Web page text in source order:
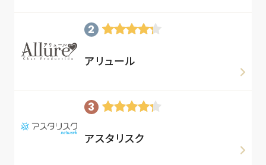
アリュール
アスタリスク